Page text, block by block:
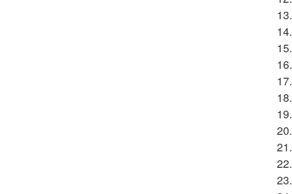
13.
14.
15.
16.
17.
18.
19.
20.
21.
22.
23.